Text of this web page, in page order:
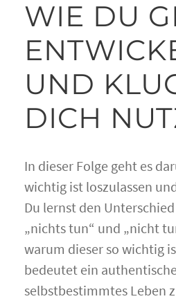
WIE DU
UND
DICH
In dieser Folge geht es
wichtig ist loszulassen
Du lernst den
„nichts tun“ und „nicht
warum dieser so wichtig
bedeutet ein
selbstbestimmtes Leben